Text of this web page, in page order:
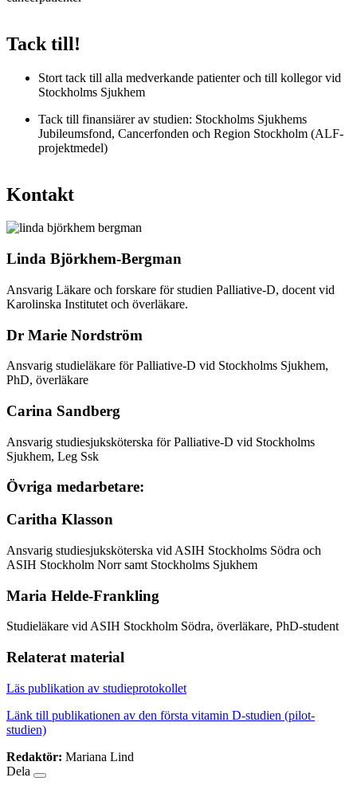
Tack till!
Stort tack till alla medverkande patienter och till kollegor vid
Stockholms Sjukhem
Tack till finansiärer av studien: Stockholms Sjukhems
Jubileumsfond, Cancerfonden och Region Stockholm (ALF-
projektmedel)
Kontakt
Linda Björkhem-Bergman
Ansvarig Läkare och forskare för studien Palliative-D, docent vid
Karolinska Institutet och överläkare.
Dr Marie Nordström
Ansvarig studieläkare för Palliative-D vid Stockholms Sjukhem,
PhD, överläkare
Carina Sandberg
Ansvarig studiesjuksköterska för Palliative-D vid Stockholms
Sjukhem, Leg Ssk
Övriga medarbetare:
Caritha Klasson
Ansvarig studiesjuksköterska vid ASIH Stockholms Södra och
ASIH Stockholm Norr samt Stockholms Sjukhem
Maria Helde-Frankling
Studieläkare vid ASIH Stockholm Södra, överläkare, PhD-student
Relaterat material
Läs publikation av studieprotokollet
Länk till publikationen av den första vitamin D-studien (pilot-
studien)
Redaktör: Mariana Lind
Dela